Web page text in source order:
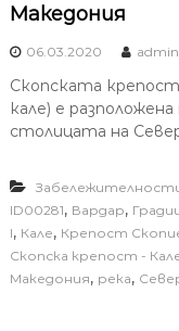
Македония
06.03.2020
Скопската крепост
кале) е
столицата на
ID00281, Вардар,
I, Кале, Крепост
Скопска крепост -
Македония, река,